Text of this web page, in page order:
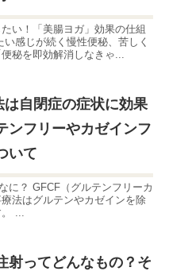
い！「美腸ヨガ」効果の仕組
感じが続く慢性便秘、苦しく
秘を即効解消しなきゃ...
自閉症の症状に効果
ンフリーやカゼインフ
いて
に？ GFCF（グルテンフリーカ
法はグルテンやカゼインを除
...
射ってどんなもの？そ